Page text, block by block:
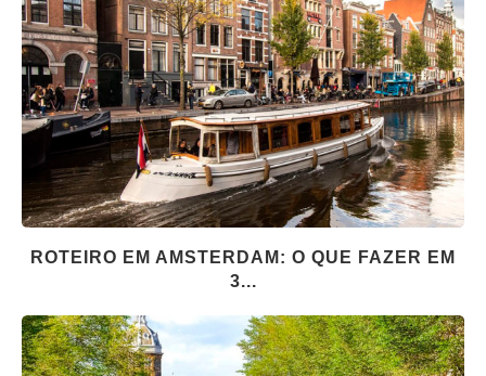
ROTEIRO EM AMSTERDAM: O QUE FAZER EM
3...